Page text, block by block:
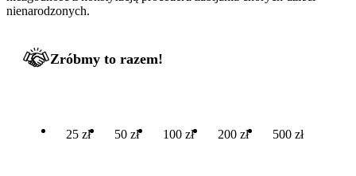
nienarodzonych.
Zróbmy to razem!
25 zł 50 zł 100 zł 200 zł 500 zł